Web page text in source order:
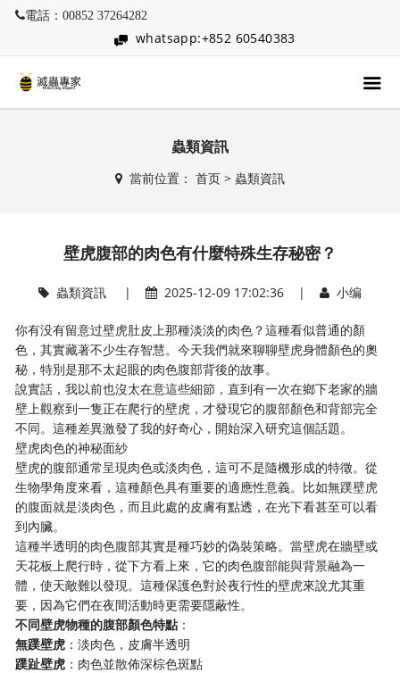
電話：00852 37264282
whatsapp:+852 60540383
蟲類資訊
當前位置： 首页> 蟲類資訊
壁虎腹部的肉色有什麼特殊生存秘密？
蟲類資訊| 2025-12-09 17:02:36 | 小编
你有没有留意过壁虎肚皮上那種淡淡的肉色？這種看似普通的顏
色，其實藏著不少生存智慧。今天我們就來聊聊壁虎身體顏色的奧
秘，特別是那不太起眼的肉色腹部背後的故事。
說實話，我以前也沒太在意這些細節，直到有一次在鄉下老家的牆
壁上觀察到一隻正在爬行的壁虎，才發現它的腹部顏色和背部完全
不同。這種差異激發了我的好奇心，開始深入研究這個話題。
壁虎肉色的神秘面紗
壁虎的腹部通常呈現肉色或淡肉色，這可不是隨機形成的特徵。從
生物學角度來看，這種顏色具有重要的適應性意義。比如無蹼壁虎
的腹面就是淡肉色，而且此處的皮膚有點透，在光下看甚至可以看
到內臟。
這種半透明的肉色腹部其實是種巧妙的偽裝策略。當壁虎在牆壁或
天花板上爬行時，從下方看上來，它的肉色腹部能與背景融為一
體，使天敵難以發現。這種保護色對於夜行性的壁虎來說尤其重
要，因為它們在夜間活動時更需要隱蔽性。
不同壁虎物種的腹部顏色特點 ：
無蹼壁虎 ：淡肉色，皮膚半透明
蹼趾壁虎 ：肉色並散佈深棕色斑點